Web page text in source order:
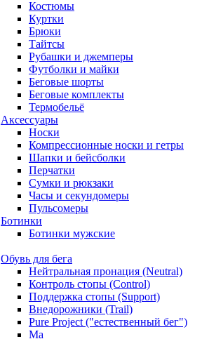
Костюмы
Куртки
Брюки
Тайтсы
Рубашки и джемперы
Футболки и майки
Беговые шорты
Беговые комплекты
Термобельё
Аксессуары
Носки
Компрессионные носки и гетры
Шапки и бейсболки
Перчатки
Сумки и рюкзаки
Часы и секундомеры
Пульсомеры
Ботинки
Ботинки мужские
Обувь для бега
Нейтральная пронация (Neutral)
Контроль стопы (Control)
Поддержка стопы (Support)
Внедорожники (Trail)
Pure Project ("естественный бег")
Ма